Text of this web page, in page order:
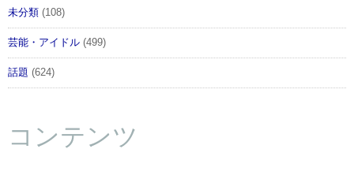
未分類 (108)
芸能・アイドル (499)
話題 (624)
コンテンツ